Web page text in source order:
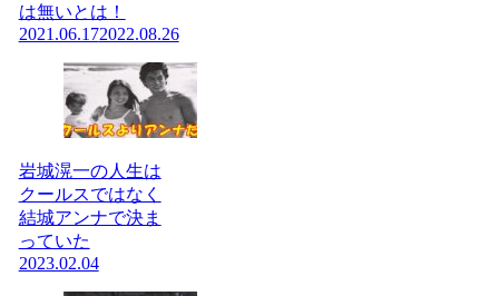
は無いとは！
2021.06.172022.08.26
岩城滉一の人生は
クールスではなく
結城アンナで決ま
っていた
2023.02.04